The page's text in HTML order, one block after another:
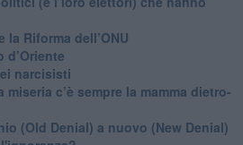
Riforma dell’ONU
d’Oriente
narcisisti
c’è sempre la mamma dietro-
(Old Denial) a nuovo (New Denial)